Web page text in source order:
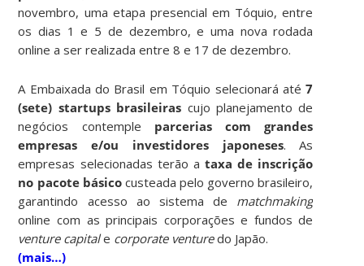
novembro, uma etapa presencial em Tóquio, entre
os dias 1 e 5 de dezembro, e uma nova rodada
online a ser realizada entre 8 e 17 de dezembro.
A Embaixada do Brasil em Tóquio selecionará até7
(sete) startups brasileiras cujo planejamento de
negócios contemple parcerias com grandes
empresas e/ou investidores japoneses. As
empresas selecionadas terão a taxa de inscrição
no pacote básico custeada pelo governo brasileiro,
garantindo acesso ao sistema de matchmaking
online com as principais corporações e fundos de
venture capitale corporate venturedo Japão.
(mais…)